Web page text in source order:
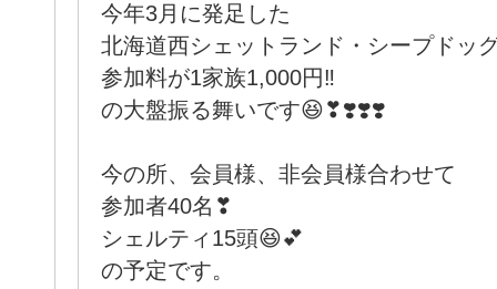
今年3月に発足した
北海道西シェットランド・シープドッ
参加料が1家族1,000円‼️
の大盤振る舞いです😆❣❣️❣️❣️
今の所、会員様、非会員様合わせて
参加者40名❣
シェルティ15頭😆💕
の予定です。